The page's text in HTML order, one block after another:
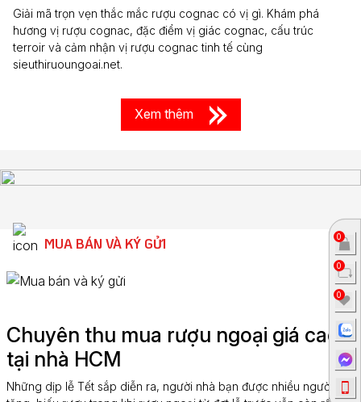
Giải mã trọn vẹn thắc mắc rượu cognac có vị gì. Khám phá
hương vị rượu cognac, đặc điểm vị giác cognac, cấu trúc
terroir và cảm nhận vị rượu cognac tinh tế cùng
sieuthiruoungoai.net.
Xem thêm
MUA BÁN VÀ KÝ GỬI
Chuyên thu mua rượu ngoại giá cao
tại nhà HCM
Những dịp lễ Tết sắp diễn ra, người nhà bạn được nhiều người
0
0
0